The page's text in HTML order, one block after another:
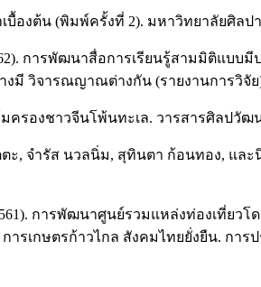
บื้องต้น (พิมพ์ครั้งที่ 2). มหาวิทยาลัยศิลป
การพัฒนาสื่อการเรียนรู้สามมิติแบบมี
มี วิจารณญาณต่างกัน (รายงานการวิจั
ครองชาวจีนโพ้นทะเล. วารสารศิลปวัฒน
, จำรัส นวลนิ่ม, สุทินตา ก้อนทอง, แล
การพัฒนาศูนย์รวมแหล่งท่องเที่ยว
ารเกษตรก้าวไกล สังคมไทยยั่งยืน. กา